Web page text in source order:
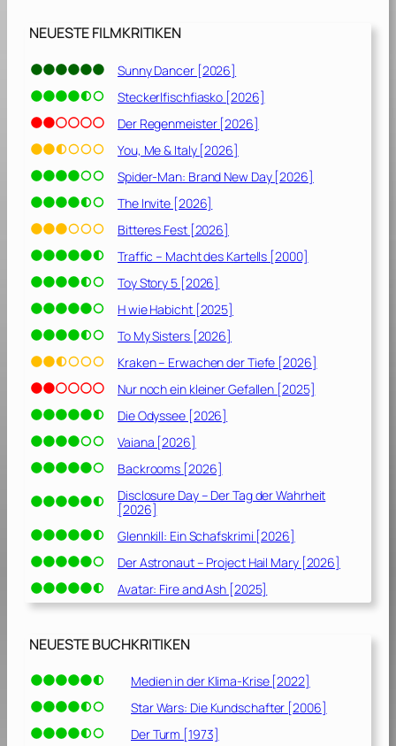
r
c
[
2
0
0
]
NEUESTE FILMKRITIKEN
Sunny Dancer [2026]
Steckerlfischfiasko [2026]
Der Regenmeister [2026]
You, Me & Italy [2026]
Spider-Man: Brand New Day [2026]
The Invite [2026]
Bitteres Fest [2026]
Traffic – Macht des Kartells [2000]
Toy Story 5 [2026]
H wie Habicht [2025]
To My Sisters [2026]
Kraken – Erwachen der Tiefe [2026]
Nur noch ein kleiner Gefallen [2025]
Die Odyssee [2026]
Vaiana [2026]
Backrooms [2026]
Disclosure Day – Der Tag der Wahrheit
[2026]
Glennkill: Ein Schafskrimi [2026]
Der Astronaut – Project Hail Mary [2026]
Avatar: Fire and Ash [2025]
NEUESTE BUCHKRITIKEN
Medien in der Klima-Krise [2022]
Star Wars: Die Kundschafter [2006]
Der Turm [1973]